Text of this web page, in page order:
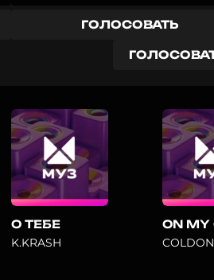
ГОЛОСОВАТЬ
О ТЕБЕ
K.KRASH
ON MY
COLDON